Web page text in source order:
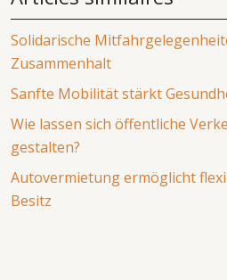
Solidarische
Zusammenhalt
Sanfte Mobilität stärkt
Wie lassen sich öffentliche
gestalten?
Autovermietung ermöglicht
Besitz